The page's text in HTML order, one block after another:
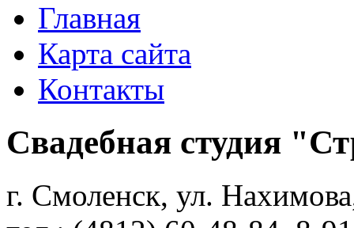
Главная
Карта сайта
Контакты
Свадебная студия
г. Смоленск, ул.